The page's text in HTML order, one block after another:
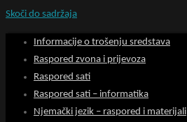
Skoči do sadržaja
Informacije o trošenju sredstava
Raspored zvona i prijevoza
Raspored sati
Raspored sati – informatika
Njemački jezik – raspored i materijali